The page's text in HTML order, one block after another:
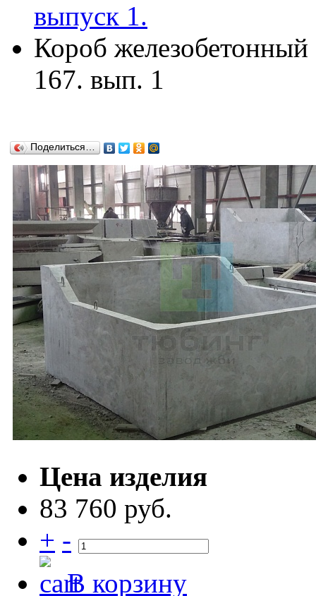
выпуск 1.
Короб
167. вып. 1
Поделиться…
Цена изделия
83 760 руб.
+ -
В корзину